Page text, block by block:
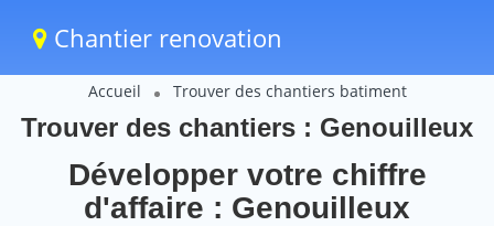
Chantier renovation
Accueil Trouver des chantiers batiment
Trouver des chantiers : Genouilleux
Développer votre chiffre
d'affaire : Genouilleux